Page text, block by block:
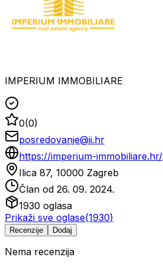
IMPERIUM IMMOBILIARE
0(0)
posredovanje@ii.hr
https://imperium-immobiliare.hr/
Ilica 87, 10000 Zagreb
Član od 26. 09. 2024.
1930 oglasa
Prikaži sve oglase(1930)
Recenzije Dodaj
Nema recenzija